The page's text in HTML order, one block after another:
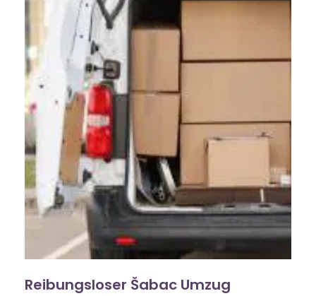
Reibungsloser Šabac Umzug